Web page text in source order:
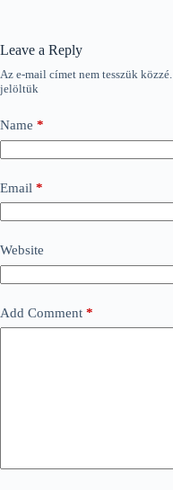
Leave a Reply
Az e-mail címet nem tesszük közzé.
jelöltük
Name *
Email *
Website
Add Comment *